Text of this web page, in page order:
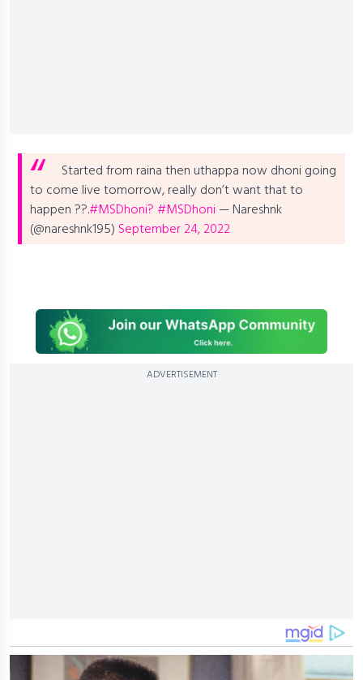
Started from raina then uthappa now dhoni going
to come live tomorrow, really don’t want that to
happen ??.#MSDhoni? #MSDhoni — Nareshnk
(@nareshnk195) September 24, 2022
ADVERTISEMENT